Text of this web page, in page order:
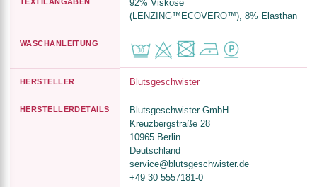
92% Viskose
(LENZING™ECOVERO™), 8% Elasthan
WASCHANLEITUNG
HERSTELLER Blutsgeschwister
HERSTELLERDETAILS
Blutsgeschwister GmbH
Kreuzbergstraße 28
10965 Berlin
Deutschland
service@blutsgeschwister.de
+49 30 5557181-0